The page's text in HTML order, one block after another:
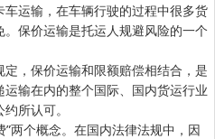
运输，在车辆行驶的过程中很多货
保价运输是托运人规避风险的一个
，保价运输和限额赔偿相结合，是
运输在内的整个国际、国内货运行业
所认可。
”两个概念。在国内法律法规中，因